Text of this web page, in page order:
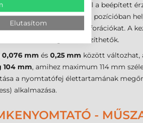
a hiba nélküli nyomtatásról a beépített
amelyek rögzített pozícióban
(black mark) vagy a perforációkat. A
azonosító szalagok is készíthetők.
0,076 mm és 0,25 mm között változhat,
104 mm, amihez maximum 114 mm
a nyomtatófej élettartamának
alkalmazása.
-
Elutasítom